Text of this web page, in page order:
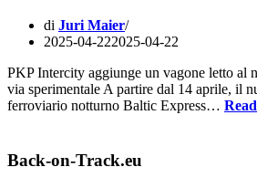
di Juri Maier
2025-04-222025-04-22
PKP Intercity aggiunge un vagone letto al
via sperimentale A partire dal 14 aprile, il
ferroviario notturno Baltic Express…
Back-on-Track.eu